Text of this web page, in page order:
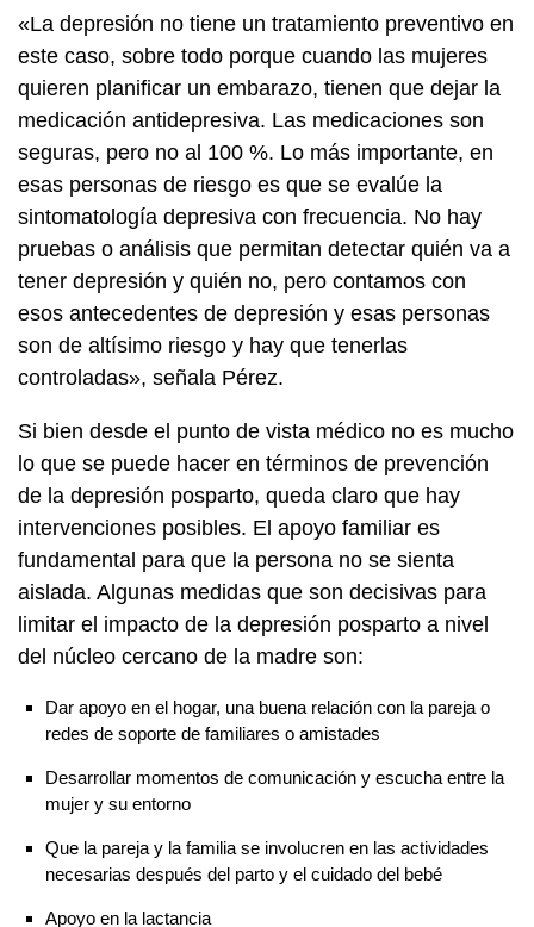
«La depresión no tiene un tratamiento preventivo en
este caso, sobre todo porque cuando las mujeres
quieren planificar un embarazo, tienen que dejar la
medicación antidepresiva. Las medicaciones son
seguras, pero no al 100 %. Lo más importante, en
esas personas de riesgo es que se evalúe la
sintomatología depresiva con frecuencia. No hay
pruebas o análisis que permitan detectar quién va a
tener depresión y quién no, pero contamos con
esos antecedentes de depresión y esas personas
son de altísimo riesgo y hay que tenerlas
controladas», señala Pérez.
Si bien desde el punto de vista médico no es mucho
lo que se puede hacer en términos de prevención
de la depresión posparto, queda claro que hay
intervenciones posibles. El apoyo familiar es
fundamental para que la persona no se sienta
aislada. Algunas medidas que son decisivas para
limitar el impacto de la depresión posparto a nivel
del núcleo cercano de la madre son:
Dar apoyo en el hogar, una buena relación con la pareja o
redes de soporte de familiares o amistades
Desarrollar momentos de comunicación y escucha entre la
mujer y su entorno
Que la pareja y la familia se involucren en las actividades
necesarias después del parto y el cuidado del bebé
Apoyo en la lactancia